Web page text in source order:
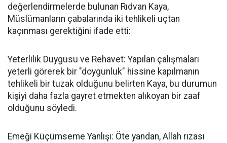
değerlendirmelerde bulunan Rıdvan Kaya,
Müslümanların çabalarında iki tehlikeli uçtan
kaçınması gerektiğini ifade etti:
Yeterlilik Duygusu ve Rehavet: Yapılan çalışmaları
yeterli görerek bir "doygunluk" hissine kapılmanın
tehlikeli bir tuzak olduğunu belirten Kaya, bu durumun
kişiyi daha fazla gayret etmekten alıkoyan bir zaaf
olduğunu söyledi.
Emeği Küçümseme Yanlışı: Öte yandan, Allah rızası